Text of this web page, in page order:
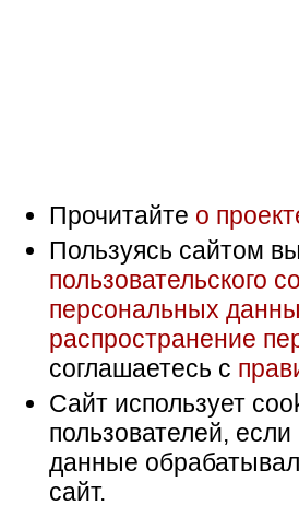
Прочитайте о
Пользуясь сайтом
пользовательского
персональных
распространение
соглашаетесь с
Сайт использует
пользователей,
данные
сайт.